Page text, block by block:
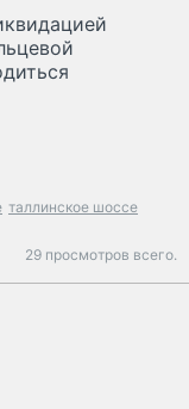
таллинское шоссе
29 просмотров всего.